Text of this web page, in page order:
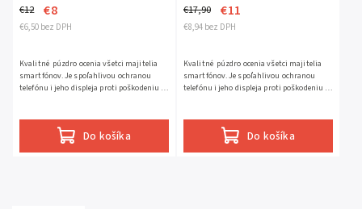
€6,50 bez DPH
€12 €8
Do košíka
Kvalitné púzdro ocenia všetci majitelia
smartfónov. Je spoľahlivou ochranou
telefónu i jeho displeja proti poškodeniu a
€8,94 bez DPH
€17,90 €11
Do košíka
Kvalitné púzdro ocenia všetci majitelia
smartfónov. Je spoľahlivou ochranou
telefónu i jeho displeja proti poškodeniu a